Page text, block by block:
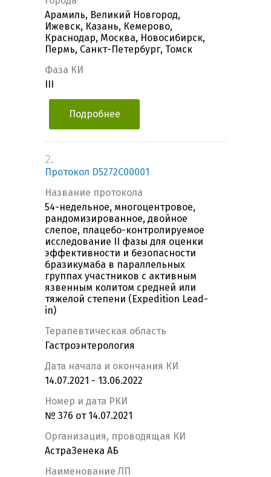
Арамиль, Великий Новгород,
Ижевск, Казань, Кемерово,
Краснодар, Москва, Новосибирск,
Пермь, Санкт-Петербург, Томск
Фаза КИ
Подробнее
2.
Протокол D5272C00001
Название протокола
54-недельное, многоцентровое,
рандомизированное, двойное
слепое, плацебо-контролируемое
исследование II фазы для оценки
эффективности и безопасности
бразикумаба в параллельных
группах участников с активным
язвенным колитом средней или
тяжелой степени (Expedition Lead-
in)
Терапевтическая область
Гастроэнтерология
Дата начала и окончания КИ
14.07.2021 - 13.06.2022
Номер и дата РКИ
№ 376 от 14.07.2021
Организация, проводящая КИ
АстраЗенека АБ
Наименование ЛП